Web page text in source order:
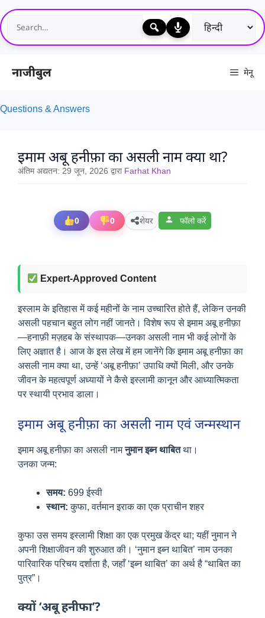
Skip
to
content
नाजीबुल मेनू
Questions & Answers
इमाम अबू हनीफ़ा का असली नाम क्या था?
अंतिम अद्यतन: 29 जून, 2026 द्वारा Farhat Khan
0 0 शेयर फॉलो करें
Expert-Approved Content
इस्लाम के इतिहास में कई महीनों के नाम उच्चारित होते हैं, लेकिन उनकी
असली पहचान बहुत लोग नहीं जानते। विशेष रूप से इमाम अबू हनीफ़ा
—हनाफ़ी मज़हब के संस्थापक—उनका असली नाम भी कई लोगों के
लिए अज्ञात है। आज के इस लेख में हम जानेंगे कि इमाम अबू हनीफ़ा का
असली नाम क्या था, उन्हें ‘अबू हनीफ़ा’ उपाधि क्यों मिली, और उनके
जीवन के महत्वपूर्ण अध्यायों ने कैसे इस्लामी कानून और आध्यात्मिकता
पर स्थायी प्रभाव डाला।
इमाम अबू हनीफ़ा का असली नाम एवं जन्मस्थान
इमाम अबू हनीफ़ा का असली नामनुमान इब्न थाबितथा।
उनका जन्म:
समय: 699 ईस्वी
स्थान: कुफा, वर्तमान इराक का एक प्राचीन शहर
कुफा उस समय इस्लामी शिक्षा का एक प्रमुख केंद्र था; यहीं नुमान ने
अपनी शिक्षाजीवन की शुरुआत की। ‘नुमान इब्न थाबित’ नाम उनका
पारिवारिक परिचय दर्शाता है, जहाँ ‘इब्न थाबित’ का अर्थ है “थाबित का
पुत्र”।
क्यों ‘अबू हनीफा’?